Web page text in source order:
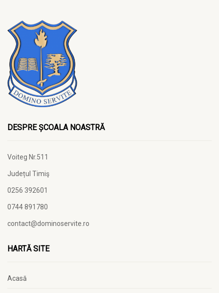
DESPRE ȘCOALA NOASTRĂ
Voiteg Nr.511
Județul Timiş
0256 392601
0744 891780
contact@dominoservite.ro
HARTĂ SITE
Acasă